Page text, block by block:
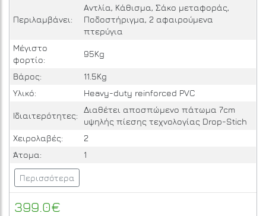
Περιλαμβάνει:
Αντλία, Κάθισμα, Σάκο μεταφοράς,
Ποδοστήριγμα, 2 αφαιρούμενα
πτερύγια
Μέγιστο
φορτίο:
95Kg
Βάρος:
11.5Kg
Υλικό:
Heavy-duty reinforced PVC
Ιδιαιτερότητες:
Διαθέτει αποσπώμενο πάτωμα 7cm
υψηλής πίεσης τεχνολογίας Drop-Stich
Χειρολαβές:
2
Άτομα:
1
Περισσότερα
399.0€